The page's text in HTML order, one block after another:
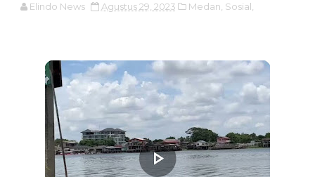
Elindo News Agustus 29, 2023 Medan, Sosial,